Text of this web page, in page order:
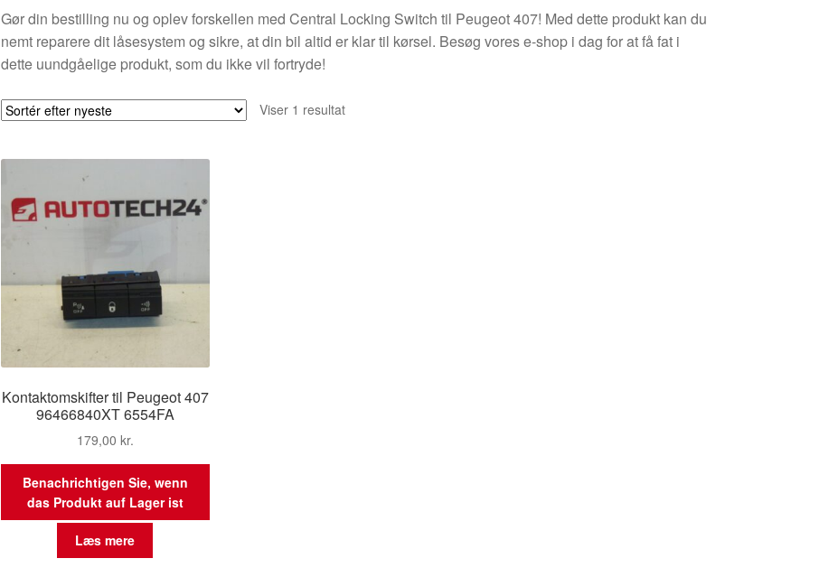
Gør din bestilling nu og oplev forskellen med Central Locking Switch til Peugeot 407! Med dette produkt kan du
nemt reparere dit låsesystem og sikre, at din bil altid er klar til kørsel. Besøg vores e-shop i dag for at få fat i
dette uundgåelige produkt, som du ikke vil fortryde!
Viser 1 resultat
Kontaktomskifter til Peugeot 407
96466840XT 6554FA
179,00 kr.
Benachrichtigen Sie, wenn
das Produkt auf Lager ist
Læs mere